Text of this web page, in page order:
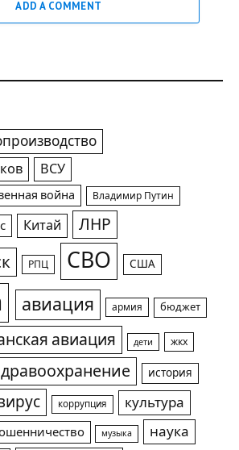
ADD A COMMENT
ВСУ
война Владимир Путин
Китай ЛНР
РПЦ СВО США
авиация армия бюджет
авиация дети жкх
история
коррупция
культура
музыка
наука